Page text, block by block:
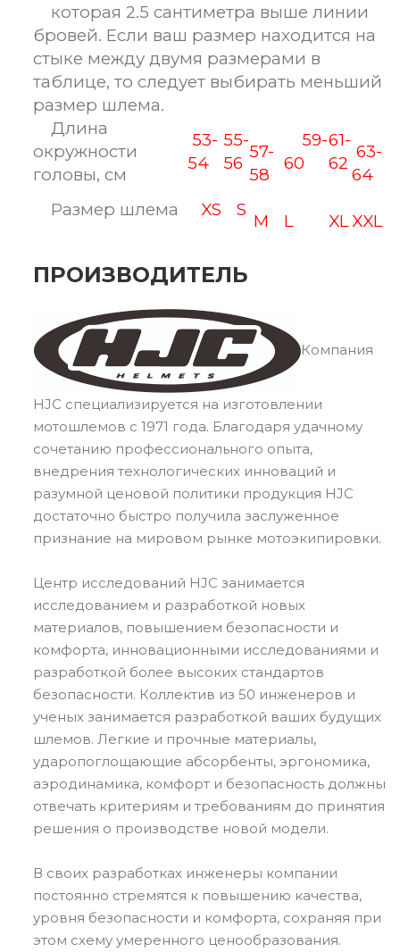
которая 2.5 сантиметра выше линии
бровей. Если ваш размер находится на
стыке между двумя размерами в
таблице, то следует выбирать меньший
размер шлема.
Длина
окружности
головы, см
53-
54
55-
56
57-
58
59-
60
61-
62
63-
64
Размер шлема
XS S
M L XLXXL
ПРОИЗВОДИТЕЛЬ
Компания
HJC специализируется на изготовлении
мотошлемов с 1971 года. Благодаря удачному
сочетанию профессионального опыта,
внедрения технологических инноваций и
разумной ценовой политики продукция HJC
достаточно быстро получила заслуженное
признание на мировом рынке мотоэкипировки.
Центр исследований HJC занимается
исследованием и разработкой новых
материалов, повышением безопасности и
комфорта, инновационными исследованиями и
разработкой более высоких стандартов
безопасности. Коллектив из 50 инженеров и
ученых занимается разработкой ваших будущих
шлемов. Легкие и прочные материалы,
ударопоглощающие абсорбенты, эргономика,
аэродинамика, комфорт и безопасность должны
отвечать критериям и требованиям до принятия
решения о производстве новой модели.
В своих разработках инженеры компании
постоянно стремятся к повышению качества,
уровня безопасности и комфорта, сохраняя при
этом схему умеренного ценообразования.